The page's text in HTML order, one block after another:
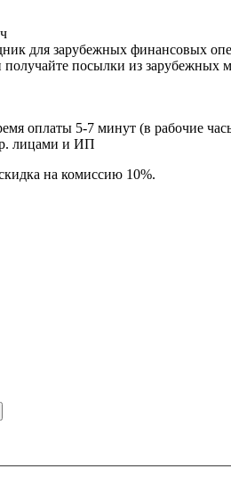
для зарубежных финансовых
посылки из зарубежных
оплаты 5-7 минут (в рабочие
лицами и ИП
на комиссию 10%.